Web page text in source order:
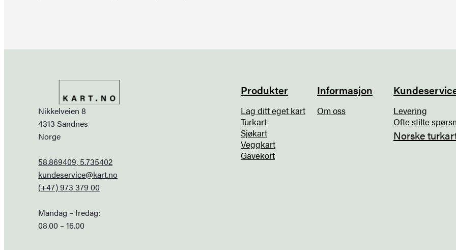
Nikkelveien 8
4313 Sandnes
Norge
58.869409, 5.735402
kundeservice@kart.no
(+47) 973 379 00
Mandag – fredag:
08.00 – 16.00
Produkter
Lag ditt eget kart
Turkart
Sjøkart
Veggkart
Gavekort
Informasjon
Om oss
Levering
Ofte stilte
Norske